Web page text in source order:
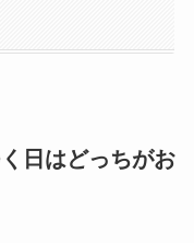
日はどっちがお